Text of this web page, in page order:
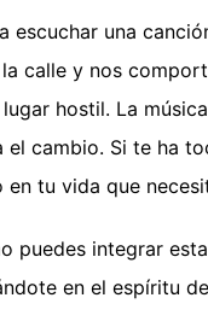
escuchar una
calle y nos
hostil. La
el cambio. Si te ha
en tu vida que
puedes integrar
en el espíritu